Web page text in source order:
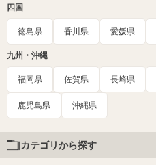
四国
徳島県 香川県 愛媛県
九州・沖縄
福岡県 佐賀県 長崎県
鹿児島県 沖縄県
カテゴリから探す